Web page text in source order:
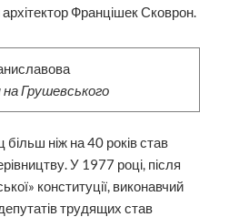
Францішек Сковрон.
на Грушевського
ніж на 40 років став
У 1977 році, після
конституції, виконавчий
трудящих став